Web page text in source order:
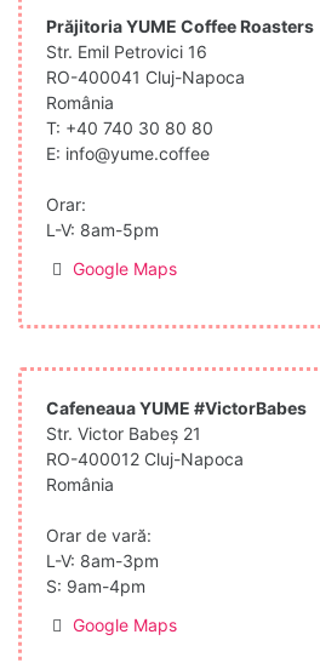
Prăjitoria YUME Coffee Roasters
Str. Emil Petrovici 16
RO-400041 Cluj-Napoca
România
T: +40 740 30 80 80
E: info@yume.coffee
Orar:
L-V: 8am-5pm
Google Maps
Cafeneaua YUME #VictorBabes
Str. Victor Babeș 21
RO-400012 Cluj-Napoca
România
Orar de vară:
L-V: 8am-3pm
S: 9am-4pm
Google Maps